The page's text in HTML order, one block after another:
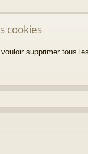
cookies
supprimer tous